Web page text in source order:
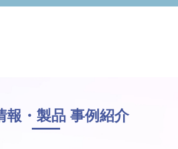
報・製品 事例紹介